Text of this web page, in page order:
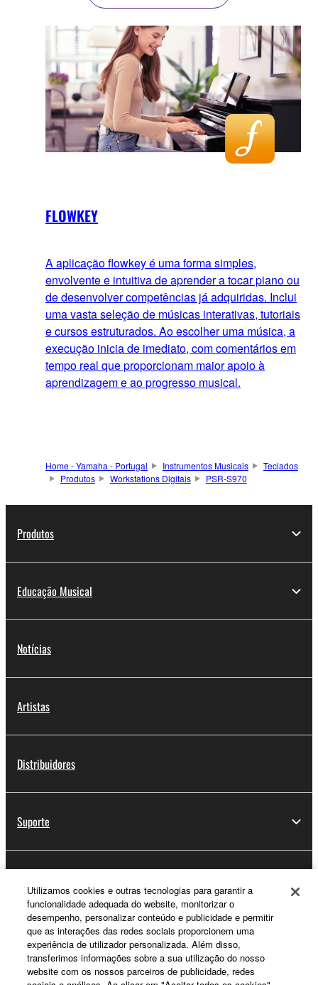
FLOWKEY
A aplicação flowkey é uma forma simples,
envolvente e intuitiva de aprender a tocar piano ou
de desenvolver competências já adquiridas. Inclui
uma vasta seleção de músicas interativas, tutoriais
e cursos estruturados. Ao escolher uma música, a
execução inicia de imediato, com comentários em
tempo real que proporcionam maior apoio à
aprendizagem e ao progresso musical.
Home - Yamaha - Portugal Instrumentos Musicais
Teclados
Produtos
Workstations Digitais PSR-S970
Produtos
Educação Musical
Notícias
Artistas
Distribuidores
Suporte
Sobre a Yamaha
Utilizamos cookies e outras tecnologias para garantir a
funcionalidade adequada do website, monitorizar o
desempenho, personalizar conteúdo e publicidade e permitir
que as interações das redes sociais proporcionem uma
experiência de utilizador personalizada. Além disso,
transferimos informações sobre a sua utilização do nosso
website com os nossos parceiros de publicidade, redes